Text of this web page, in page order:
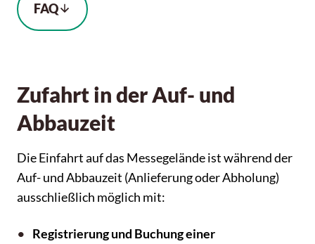
FAQ
Zufahrt in der Auf- und
Abbauzeit
Die Einfahrt auf das Messegelände ist während der
Auf- und Abbauzeit (Anlieferung oder Abholung)
ausschließlich möglich mit:
Registrierung und Buchung einer